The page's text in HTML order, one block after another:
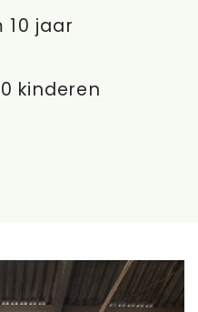
jaar
kinderen